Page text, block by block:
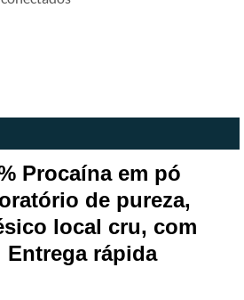
Procaína em pó
de pureza,
local cru, com
rápida